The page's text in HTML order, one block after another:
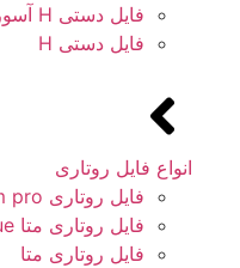
فایل دستی H آسورت 15 تا 40
فایل دستی H
انواع فایل روتاری
فایل روتاری Aurum pro
فایل روتاری متا aurum blue
فایل روتاری متا